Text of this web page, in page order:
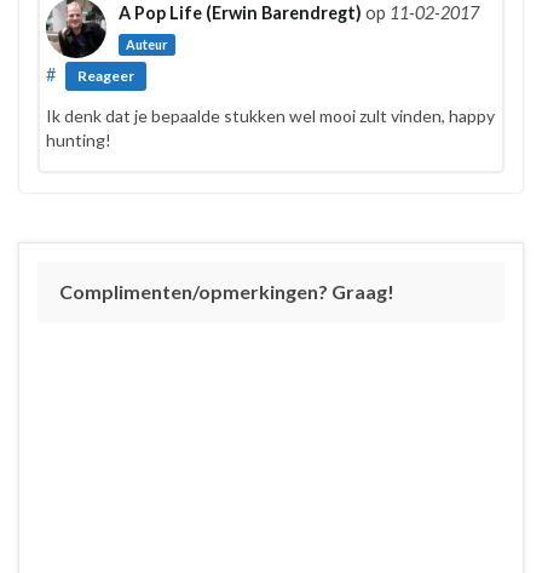
A Pop Life (Erwin Barendregt) op 11-02-2017
Auteur
# Reageer
Ik denk dat je bepaalde stukken wel mooi zult vinden, happy
hunting!
Complimenten/opmerkingen? Graag!